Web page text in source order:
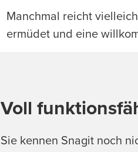
Manchmal reicht
ermüdet und eine
Voll
Sie kennen Snagit noch